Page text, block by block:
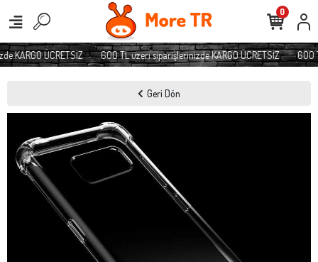
KARGO ÜCRETSİZ 600 TL üzeri siparişlerinizde KARGO ÜCRETSİZ 600
0
Geri Dön